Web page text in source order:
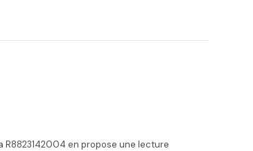
en propose une lecture